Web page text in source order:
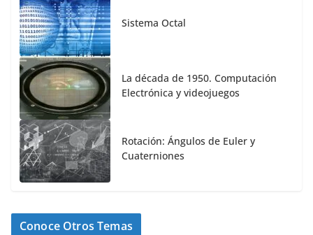
Sistema Octal
La década de 1950. Computación
Electrónica y videojuegos
Rotación: Ángulos de Euler y
Cuaterniones
Conoce Otros Temas